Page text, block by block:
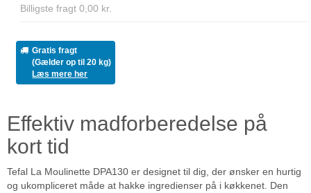
Billigste fragt 0,00 kr.
Gratis fragt
(Gælder op til 20 kg)
Læs mere her
Effektiv madforberedelse på
kort tid
Tefal La Moulinette DPA130 er designet til dig, der ønsker en hurtig
og ukompliceret måde at hakke ingredienser på i køkkenet. Den